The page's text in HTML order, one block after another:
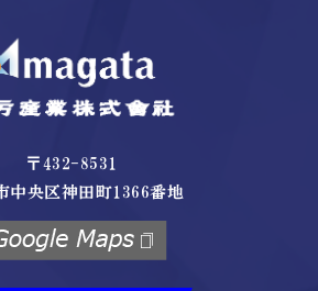
〒432-8531
中央区神田町1366番地